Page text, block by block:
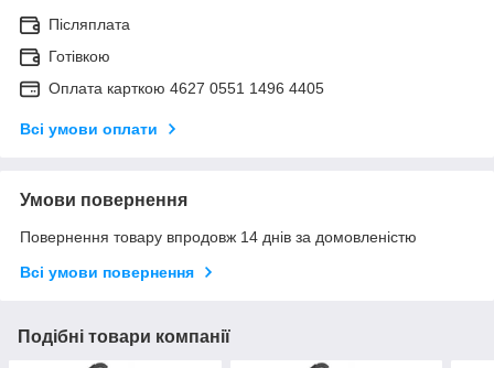
Післяплата
Готівкою
Оплата карткою 4627 0551 1496 4405
Всі умови оплати
Умови повернення
Повернення товару впродовж 14 днів за домовленістю
Всі умови повернення
Подібні товари компанії